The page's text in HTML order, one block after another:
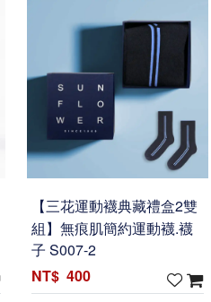
【三花運動襪典藏禮盒2雙
組】無痕肌簡約運動襪.襪
子 S007-2
400